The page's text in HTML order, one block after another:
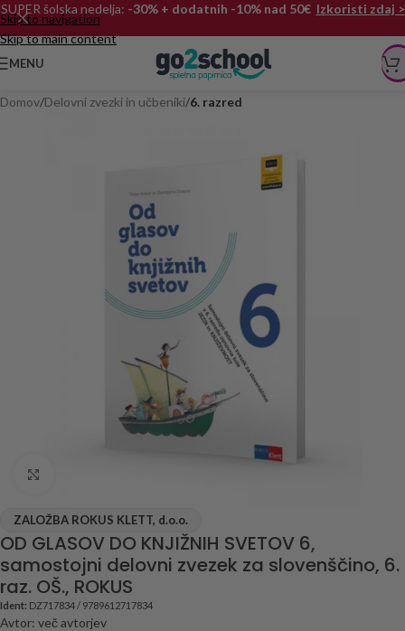
Skip to navigation
Skip to main content
SUPER šolska nedelja: -30% + dodatnih -10% nad 50€ Izkoristi zdaj >
MENU
Domov Delovni zvezki in učbeniki 6. razred
ZALOŽBA ROKUS KLETT, d.o.o.
OD GLASOV DO KNJIŽNIH SVETOV 6,
samostojni delovni zvezek za slovenščino, 6.
raz. OŠ., ROKUS
Ident: DZ717834 / 9789612717834
Avtor: več avtorjev